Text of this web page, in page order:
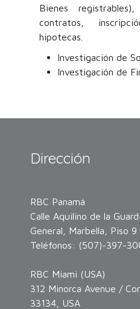
Bienes
contratos,
hipotecas.
Investigación de
Investigación de
Dirección
RBC Panamá
Calle Aquilino de la
General, Marbella, Piso 9
Teléfonos: (507)-397-
RBC Miami (USA)
312 Minorca Avenue /
33134, USA